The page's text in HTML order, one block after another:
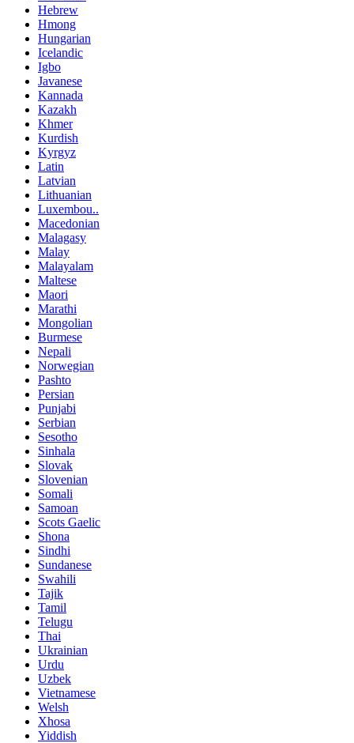
Hebrew
Hmong
Hungarian
Icelandic
Igbo
Javanese
Kannada
Kazakh
Khmer
Kurdish
Kyrgyz
Latin
Latvian
Lithuanian
Luxembou..
Macedonian
Malagasy
Malay
Malayalam
Maltese
Maori
Marathi
Mongolian
Burmese
Nepali
Norwegian
Pashto
Persian
Punjabi
Serbian
Sesotho
Sinhala
Slovak
Slovenian
Somali
Samoan
Scots Gaelic
Shona
Sindhi
Sundanese
Swahili
Tajik
Tamil
Telugu
Thai
Ukrainian
Urdu
Uzbek
Vietnamese
Welsh
Xhosa
Yiddish